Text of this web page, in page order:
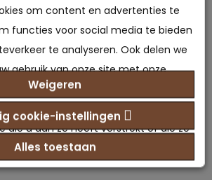
Nessa®
Boxspring -
-
om content en advertenties te
functies voor social media te bieden
te analyseren. Ook delen we
gebruik van onze site met onze
media, adverteren en analyse. Deze
gegevens combineren met
die u aan ze heeft verstrekt of die ze
op basis van uw gebruik van hun
Weigeren
cookie-instellingen
Alles toestaan